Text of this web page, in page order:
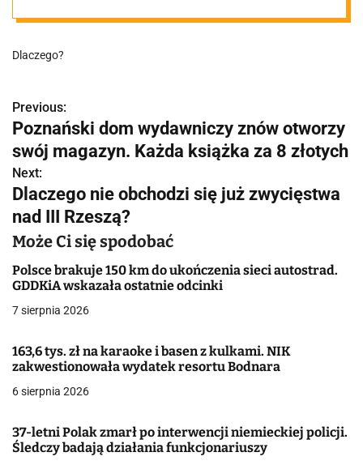
Austrii
Dlaczego?
N
a
w
i
g
a
c
a
w
i
Previous:
Poznański dom wydawniczy znów otworzy
swój magazyn. Każda książka za 8 złotych
Next:
Dlaczego nie obchodzi się już zwycięstwa
nad III Rzeszą?
Może Ci się spodobać
Polsce brakuje 150 km do ukończenia sieci autostrad.
GDDKiA wskazała ostatnie odcinki
7 sierpnia 2026
163,6 tys. zł na karaoke i basen z kulkami. NIK
zakwestionowała wydatek resortu Bodnara
6 sierpnia 2026
37-letni Polak zmarł po interwencji niemieckiej policji.
Śledczy badają działania funkcjonariuszy